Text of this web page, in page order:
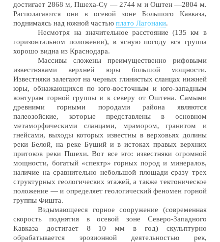
достигает 2868 м, Пшеха-Су — 2744 м и Оштен —2804 м.
Располагаются они в осевой зоне Большого Кавказа,
поднимаясь над южной частьюплато Лагонаки.
Несмотря на значительное расстояние (135 км в
горизонтальном положении), в ясную погоду вся группа
хорошо видна из Краснодара.
Массивы сложены преимущественно рифовыми
известняками верхней юры большой мощности.
Известняки залегают на черных глинистых сланцах нижней
юры, обнажающихся по юго-восточным и юго-западным
контурам горной группы и к северу от Оштена. Самыми
древними горными породами района являются
палеозойские, которые представлены в основном
метаморфическими сланцами, мрамором, гранитом и
гнейсами, выходы которых известны в верховьях долины
реки Белой, на реке Буший и в истоках правых верхних
притоков реки Пшехи. Вот все это: известняки огромной
мощности, богатый «спектр» горных пород и минералов,
наличие на сравнительно небольшой площади сразу трех
структурных геологических этажей, а также тектоническое
положение — и определяет геологический феномен горной
группы Фишта.
Вздымающееся горное сооружение (современная
скорость поднятия в осевой зоне Северо-Западного
Кавказа достигает 8—10 мм в год) скульптурно
обрабатывается эрозионной деятельностью рек,